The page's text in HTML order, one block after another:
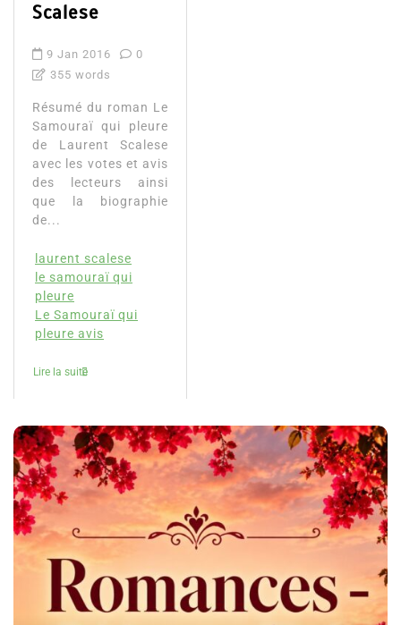
Scalese
9 Jan 2016
0
355 words
Résumé du roman Le
Samouraï qui pleure
de Laurent Scalese
avec les votes et avis
des lecteurs ainsi
que la biographie
de...
laurent scalese
le samouraï qui
pleure
Le Samouraï qui
pleure avis
Lire la suite